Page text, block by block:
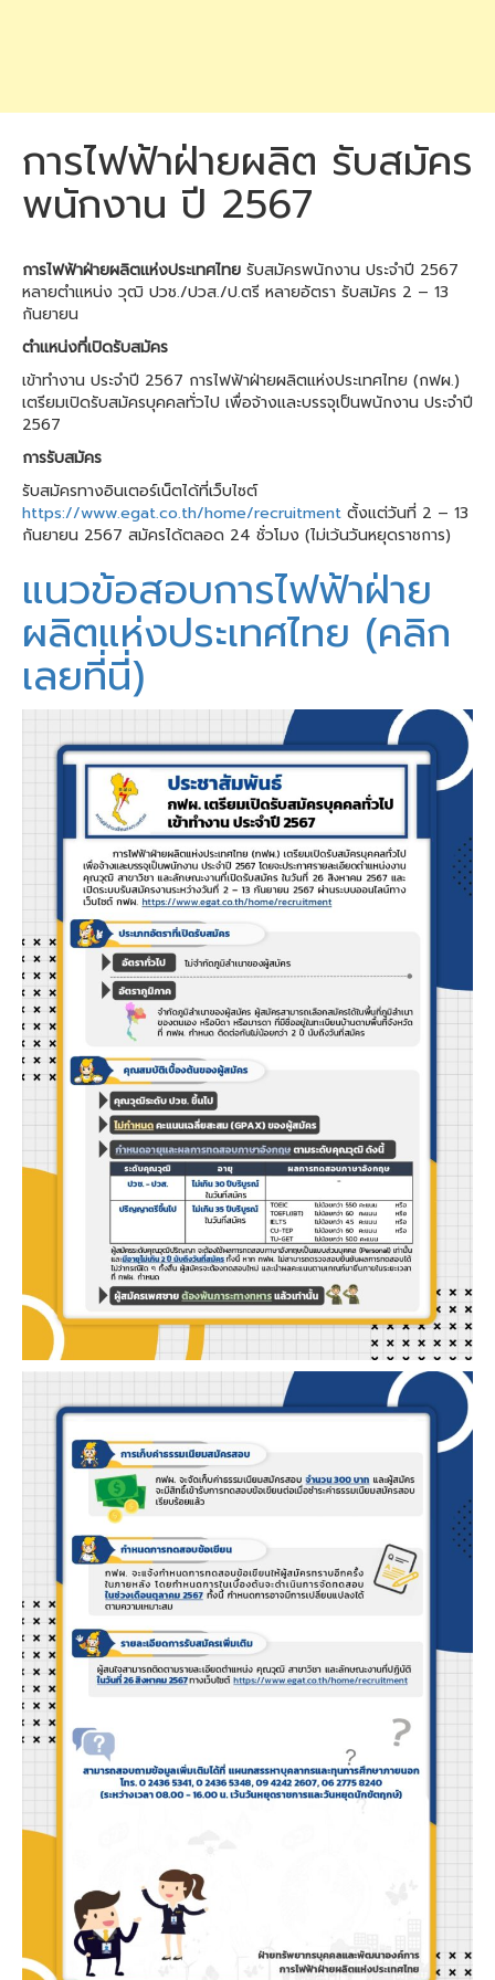
การไฟฟ้าฝ่ายผลิต รับสมัคร
พนักงาน ปี 2567
การไฟฟ้าฝ่ายผลิตแห่งประเทศไทย รับสมัครพนักงาน ประจำปี 2567
หลายตำแหน่ง วุฒิ ปวช./ปวส./ป.ตรี หลายอัตรา รับสมัคร 2 – 13
กันยายน
ตำแหน่งที่เปิดรับสมัคร
เข้าทำงาน ประจำปี 2567 การไฟฟ้าฝ่ายผลิตแห่งประเทศไทย (กฟผ.)
เตรียมเปิดรับสมัครบุคคลทั่วไป เพื่อจ้างและบรรจุเป็นพนักงาน ประจำปี
2567
การรับสมัคร
รับสมัครทางอินเตอร์เน็ตได้ที่เว็บไซต์
https://www.egat.co.th/home/recruitment ตั้งแต่วันที่ 2 – 13
กันยายน 2567 สมัครได้ตลอด 24 ชั่วโมง (ไม่เว้นวันหยุดราชการ)
แนวข้อสอบการไฟฟ้าฝ่าย
ผลิตแห่งประเทศไทย (คลิก
เลยที่นี่)